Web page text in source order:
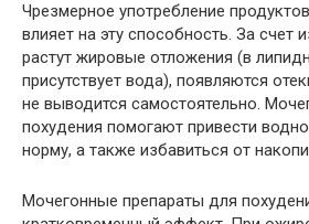
Чрезмерное употребление
влияет на эту способность. За счет
растут жировые отложения (в
присутствует вода), появляются
не выводится самостоятельно.
похудения помогают привести
норму, а также избавиться от
Мочегонные препараты для